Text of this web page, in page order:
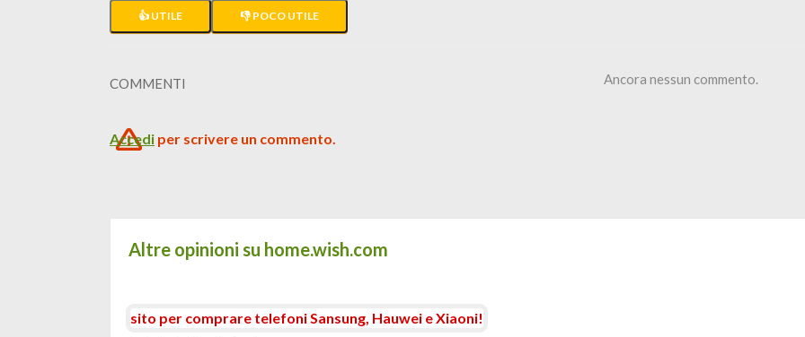
👍 UTILE 👎 POCO UTILE
COMMENTI Ancora nessun commento.
Accedi per scrivere un commento.
Altre opinioni su home.wish.com
sito per comprare telefoni Sansung, Hauwei e Xiaoni!